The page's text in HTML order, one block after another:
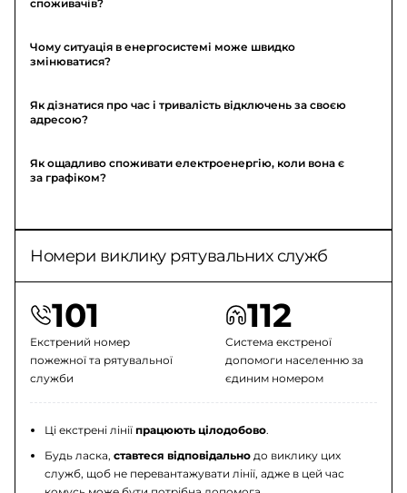
споживачів?
Чому ситуація в енергосистемі може швидко
змінюватися?
Як дізнатися про час і тривалість відключень за своєю
адресою?
Як ощадливо споживати електроенергію, коли вона є
за графіком?
Номери виклику рятувальних служб
101
Екстрений номер
пожежної та рятувальної
служби
112
Система екстреної
допомоги населенню за
єдиним номером
Ці екстрені лініїпрацюють цілодобово.
Будь ласка,ставтеся відповідально до виклику цих
служб, щоб не перевантажувати лінії, адже в цей час